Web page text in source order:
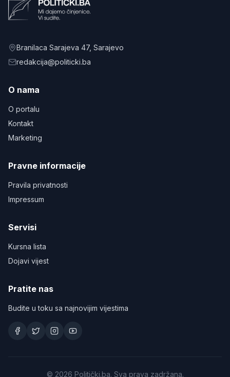
Branilaca Sarajeva 47, Sarajevo
redakcija@politicki.ba
O nama
O portalu
Kontakt
Marketing
Pravne informacije
Pravila privatnosti
Impressum
Servisi
Kursna lista
Dojavi vijest
Pratite nas
Budite u toku sa najnovijim vijestima
© 2026 Politički.ba. Sva prava zadržana.